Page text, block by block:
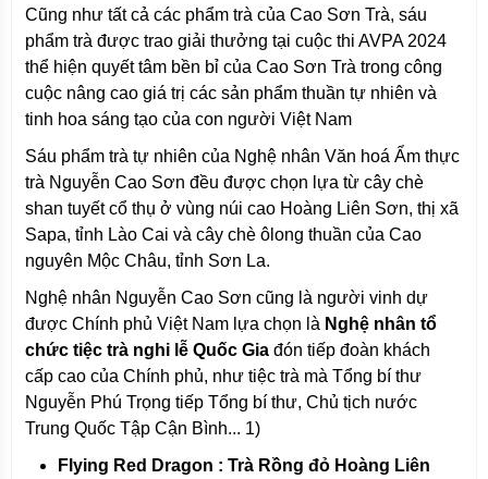
Cũng như tất cả các phẩm trà của Cao Sơn Trà, sáu
phẩm trà được trao giải thưởng tại cuộc thi AVPA 2024
thể hiện quyết tâm bền bỉ của Cao Sơn Trà trong công
cuộc nâng cao giá trị các sản phẩm thuần tự nhiên và
tinh hoa sáng tạo của con người Việt Nam
Sáu phẩm trà tự nhiên của Nghệ nhân Văn hoá Ẩm thực
trà Nguyễn Cao Sơn đều được chọn lựa từ cây chè
shan tuyết cổ thụ ở vùng núi cao Hoàng Liên Sơn, thị xã
Sapa, tỉnh Lào Cai và cây chè ôlong thuần của Cao
nguyên Mộc Châu, tỉnh Sơn La.
Nghệ nhân Nguyễn Cao Sơn cũng là người vinh dự
được Chính phủ Việt Nam lựa chọn là Nghệ nhân tổ
chức tiệc trà nghi lễ Quốc Gia đón tiếp đoàn khách
cấp cao của Chính phủ, như tiệc trà mà Tổng bí thư
Nguyễn Phú Trọng tiếp Tổng bí thư, Chủ tịch nước
Trung Quốc Tập Cận Bình... 1)
Flying Red Dragon : Trà Rồng đỏ Hoàng Liên